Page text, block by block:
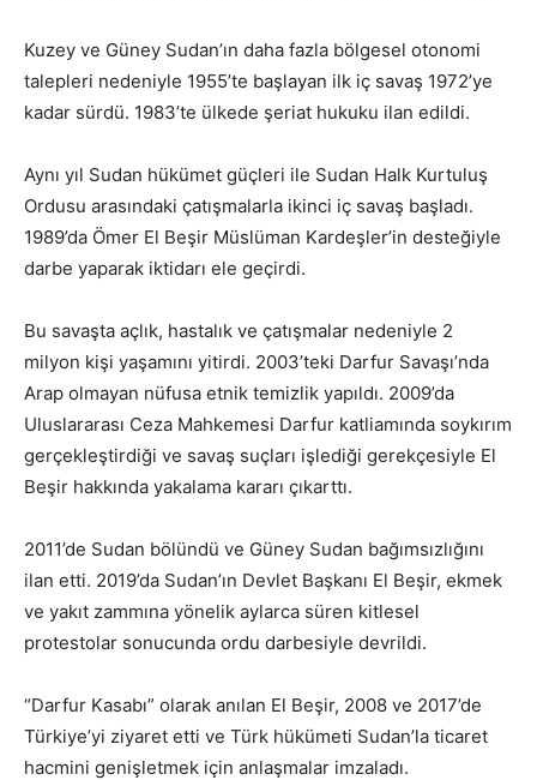
Kuzey ve Güney Sudan’ın daha fazla bölgesel otonomi
talepleri nedeniyle 1955’te başlayan ilk iç savaş 1972’ye
kadar sürdü. 1983’te ülkede şeriat hukuku ilan edildi.
Aynı yıl Sudan hükümet güçleri ile Sudan Halk Kurtuluş
Ordusu arasındaki çatışmalarla ikinci iç savaş başladı.
1989’da Ömer El Beşir Müslüman Kardeşler’in desteğiyle
darbe yaparak iktidarı ele geçirdi.
Bu savaşta açlık, hastalık ve çatışmalar nedeniyle 2
milyon kişi yaşamını yitirdi. 2003’teki Darfur Savaşı’nda
Arap olmayan nüfusa etnik temizlik yapıldı. 2009’da
Uluslararası Ceza Mahkemesi Darfur katliamında soykırım
gerçekleştirdiği ve savaş suçları işlediği gerekçesiyle El
Beşir hakkında yakalama kararı çıkarttı.
2011’de Sudan bölündü ve Güney Sudan bağımsızlığını
ilan etti. 2019’da Sudan’ın Devlet Başkanı El Beşir, ekmek
ve yakıt zammına yönelik aylarca süren kitlesel
protestolar sonucunda ordu darbesiyle devrildi.
“Darfur Kasabı” olarak anılan El Beşir, 2008 ve 2017’de
Türkiye’yi ziyaret etti ve Türk hükümeti Sudan’la ticaret
hacmini genişletmek için anlaşmalar imzaladı.